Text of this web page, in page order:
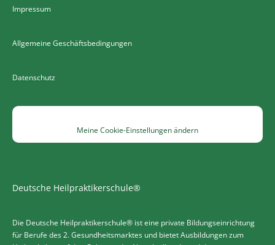
Impressum
Allgemeine Geschäftsbedingungen
Datenschutz
Meine Cookie-Einstellungen ändern
Deutsche Heilpraktikerschule®
Die Deutsche Heilpraktikerschule® ist eine private Bildungseinrichtung
für Berufe des 2. Gesundheitsmarktes und bietet Ausbildungen zum